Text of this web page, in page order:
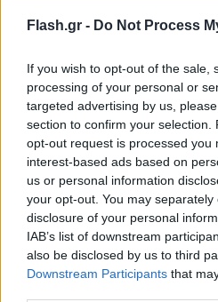
Flash.gr - Do Not Process
If you wish to opt-out of the sale,
processing of your personal or
targeted advertising by us,
section to confirm your selection.
opt-out request is processed you
interest-based ads based on
us or personal information
your opt-out. You may
disclosure of your personal
IAB’s list of downstream
also be disclosed by us to third
Downstream Participants that
Αυτή η βελτίωση
αύξηση των φορολογικών
κοινωνικής ασφάλισης που
αυξημένες δαπάνες για
μισθούς του δημοσίου. Ο
προσανατολισμός
επεκτατικός το 2026.
Το χρέος προβλέπεται να